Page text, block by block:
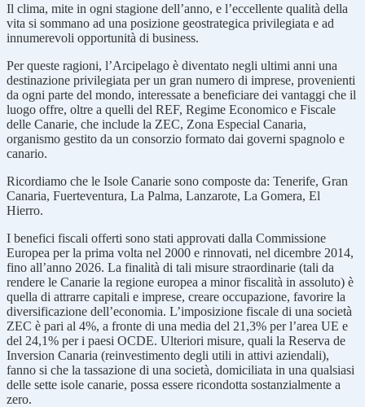
Il clima, mite in ogni stagione dell’anno, e l’eccellente qualità della
vita si sommano ad una posizione geostrategica privilegiata e ad
innumerevoli opportunità di business.
Per queste ragioni, l’Arcipelago è diventato negli ultimi anni una
destinazione privilegiata per un gran numero di imprese, provenienti
da ogni parte del mondo, interessate a beneficiare dei vantaggi che il
luogo offre, oltre a quelli del REF, Regime Economico e Fiscale
delle Canarie, che include la ZEC, Zona Especial Canaria,
organismo gestito da un consorzio formato dai governi spagnolo e
canario.
Ricordiamo che le Isole Canarie sono composte da: Tenerife, Gran
Canaria, Fuerteventura, La Palma, Lanzarote, La Gomera, El
Hierro.
I benefici fiscali offerti sono stati approvati dalla Commissione
Europea per la prima volta nel 2000 e rinnovati, nel dicembre 2014,
fino all’anno 2026. La finalità di tali misure straordinarie (tali da
rendere le Canarie la regione europea a minor fiscalità in assoluto) è
quella di attrarre capitali e imprese, creare occupazione, favorire la
diversificazione dell’economia. L’imposizione fiscale di una società
ZEC è pari al 4%, a fronte di una media del 21,3% per l’area UE e
del 24,1% per i paesi OCDE. Ulteriori misure, quali la Reserva de
Inversion Canaria (reinvestimento degli utili in attivi aziendali),
fanno si che la tassazione di una società, domiciliata in una qualsiasi
delle sette isole canarie, possa essere ricondotta sostanzialmente a
zero.